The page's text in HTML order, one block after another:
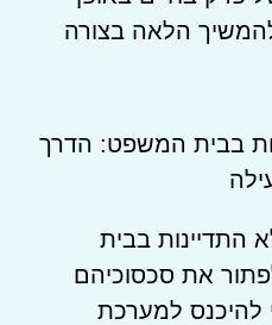
הלאה בצורה
בבית המשפט: הדרך
התדיינות בבית
את סכסוכיהם
להיכנס למערכת